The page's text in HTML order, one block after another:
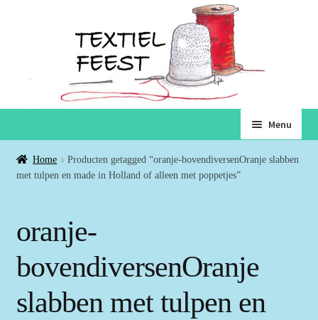
naar
navigatie
de
inhoud
Menu
Home
Winkelmand
Voorwaarden
Over ons
Home
Producten getagged “oranje-bovendiversenOranje slabben
met tulpen en made in Holland of alleen met poppetjes”
oranje-
bovendiversenOranje
slabben met tulpen en